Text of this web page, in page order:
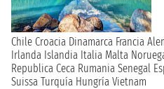
Chile Croacia Dinamarca Francia
Irlanda Islandia Italia Malta
Republica Ceca Rumania Senegal
Suissa Turquía Hungría Vietnam